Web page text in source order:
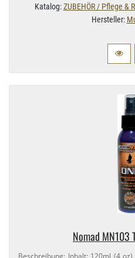
Katalog:ZUBEHÖR / Pflege &
Hersteller:
Nomad MN103